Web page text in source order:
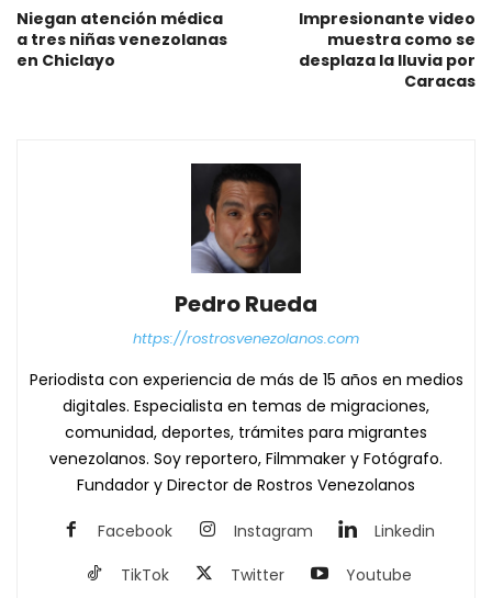
Niegan atención médica
a tres niñas venezolanas
en Chiclayo
Impresionante video
muestra como se
desplaza la lluvia por
Caracas
Pedro Rueda
https://rostrosvenezolanos.com
Periodista con experiencia de más de 15 años en medios
digitales. Especialista en temas de migraciones,
comunidad, deportes, trámites para migrantes
venezolanos. Soy reportero, Filmmaker y Fotógrafo.
Fundador y Director de Rostros Venezolanos
Facebook Instagram
Linkedin
TikTok
Twitter Youtube